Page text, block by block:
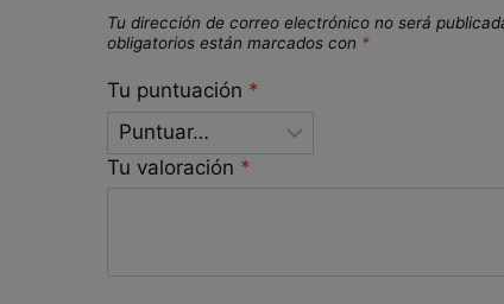
Tu dirección de correo electrónico no será
obligatorios están marcados con *
Tu puntuación *
Tu valoración *